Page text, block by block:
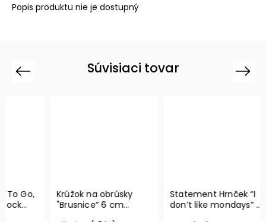
Popis produktu nie je dostupný
Súvisiaci tovar
Previous
Krúžok na obrúsky
"Brusnice” 6 cm
Statement Hrnček “I
don’t like mondays” –
Next